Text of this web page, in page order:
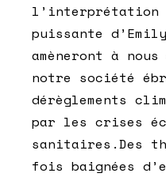
l’interprétation
puissante
amèneront à
notre société
dérèglements
par les crises
sanitaires.Des
fois baignées